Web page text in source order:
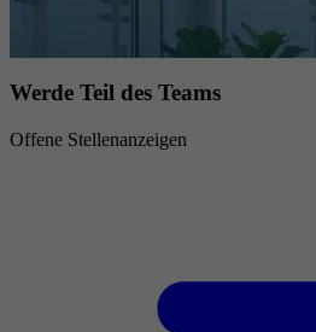
Werde Teil des Teams
Offene Stellenanzeigen